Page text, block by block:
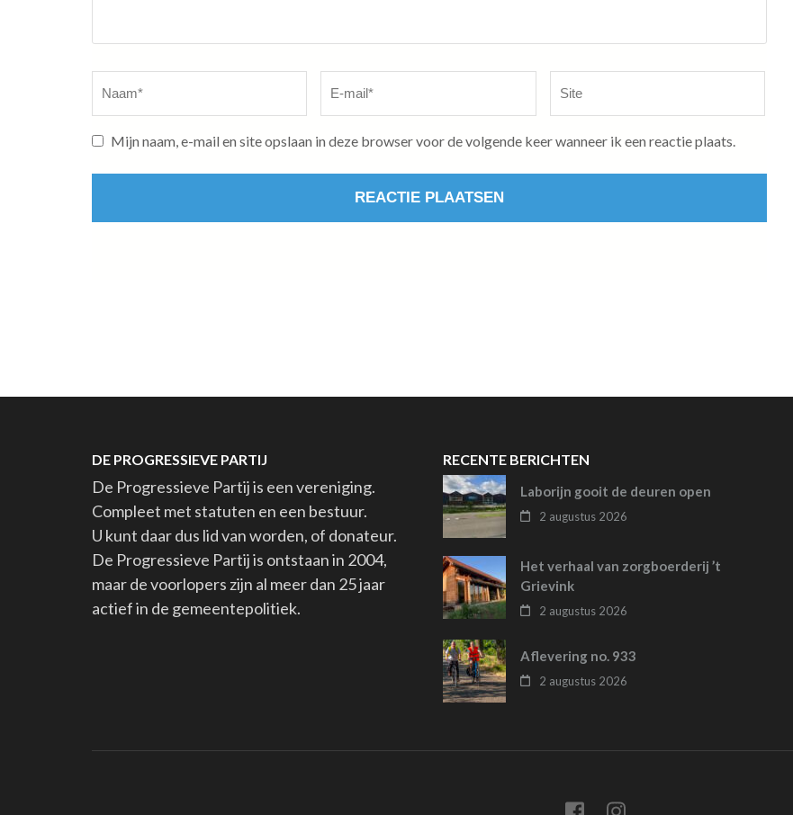
mail*
Mijn naam, e-mail en site opslaan in deze browser voor de volgende keer wanneer ik een reactie plaats.
DE PROGRESSIEVE PARTIJ
De Progressieve Partij is een vereniging.
Compleet met statuten en een bestuur.
U kunt daar dus lid van worden, of donateur.
De Progressieve Partij is ontstaan in 2004,
maar de voorlopers zijn al meer dan 25 jaar
actief in de gemeentepolitiek.
RECENTE BERICHTEN
Laborijn gooit de deuren open
2 augustus 2026
Het verhaal van zorgboerderij ’t
Grievink
2 augustus 2026
Aflevering no. 933
2 augustus 2026